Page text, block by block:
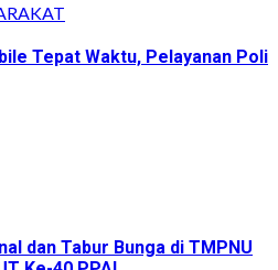
Tepat Waktu, Pelayanan Poli
dan Tabur Bunga di TMPNU